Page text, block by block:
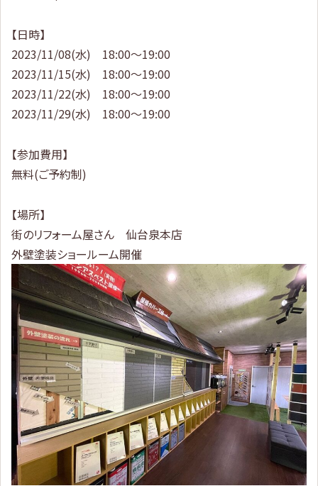
【日時】
2023/11/08(水) 18:00～19:00
2023/11/15(水) 18:00～19:00
2023/11/22(水) 18:00～19:00
2023/11/29(水) 18:00～19:00
【参加費用】
無料(ご予約制)
【場所】
街のリフォーム屋さん 仙台泉本店
外壁塗装ショールーム開催